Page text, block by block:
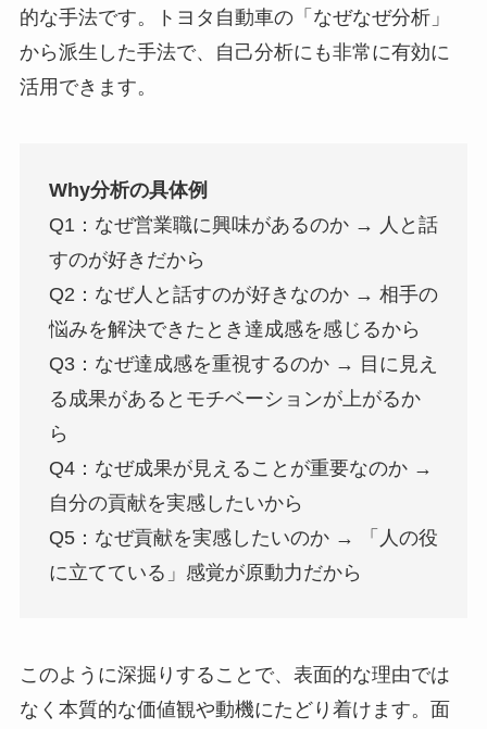
的な手法です。トヨタ自動車の「なぜなぜ分析」
から派生した手法で、自己分析にも非常に有効に
活用できます。
Why分析の具体例
Q1：なぜ営業職に興味があるのか → 人と話
すのが好きだから
Q2：なぜ人と話すのが好きなのか → 相手の
悩みを解決できたとき達成感を感じるから
Q3：なぜ達成感を重視するのか → 目に見え
る成果があるとモチベーションが上がるか
ら
Q4：なぜ成果が見えることが重要なのか →
自分の貢献を実感したいから
Q5：なぜ貢献を実感したいのか → 「人の役
に立てている」感覚が原動力だから
このように深掘りすることで、表面的な理由では
なく本質的な価値観や動機にたどり着けます。面